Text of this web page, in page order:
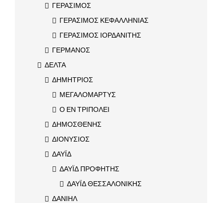
ΓΕΡΑΣΙΜΟΣ
ΓΕΡΑΣΙΜΟΣ ΚΕΦΑΛΛΗΝΙΑΣ
ΓΕΡΑΣΙΜΟΣ ΙΟΡΔΑΝΙΤΗΣ
ΓΕΡΜΑΝΟΣ
ΔΕΛΤΑ
ΔΗΜΗΤΡΙΟΣ
ΜΕΓΑΛΟΜΑΡΤΥΣ
Ο ΕΝ ΤΡΙΠΟΛΕΙ
ΔΗΜΟΣΘΕΝΗΣ
ΔΙΟΝΥΣΙΟΣ
ΔΑΥΪΔ
ΔΑΥΪΔ ΠΡΟΦΗΤΗΣ
ΔΑΥΪΔ ΘΕΣΣΑΛΟΝΙΚΗΣ
ΔΑΝΙΗΛ